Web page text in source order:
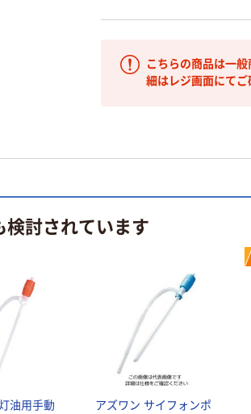
こちらの商品は一
細はレジ画面にてご
討されています
油用手動
アズワン サイフォンポ